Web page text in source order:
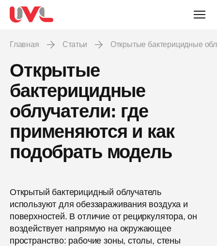
Главная Статьи Открытые бактерицидные
Открытые
бактерицидные
облучатели: где
применяются и как
подобрать модель
Открытый бактерицидный облучатель
используют для обеззараживания воздуха и
поверхностей. В отличие от рециркулятора, он
воздействует напрямую на окружающее
пространство: рабочие зоны, столы, стены